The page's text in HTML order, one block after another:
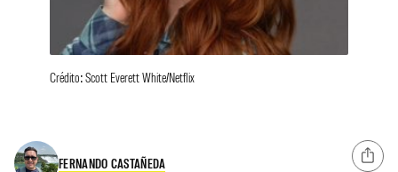
Crédito: Scott Everett White/Netflix
FERNANDO CASTAÑEDA